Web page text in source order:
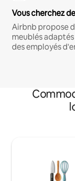
Vous cherchez
Airbnb propose
meublés
des employés